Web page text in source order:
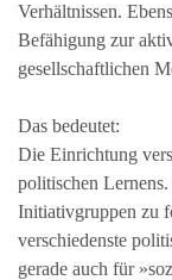
Verhältnissen.
Befähigung zur
gesellschaftlichen
Das bedeutet:
Die Einrichtung
politischen
Initiativgruppen zu
verschiedenste
gerade auch für